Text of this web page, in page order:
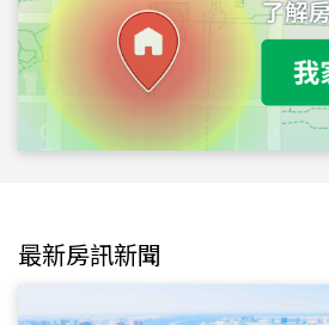
最新房訊新聞